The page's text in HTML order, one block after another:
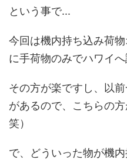
という事で...
今回は機内持ち込み荷
に手荷物のみでハワイ
その方が楽ですし、以
があるので、こちらの
笑）
で、どういった物が機